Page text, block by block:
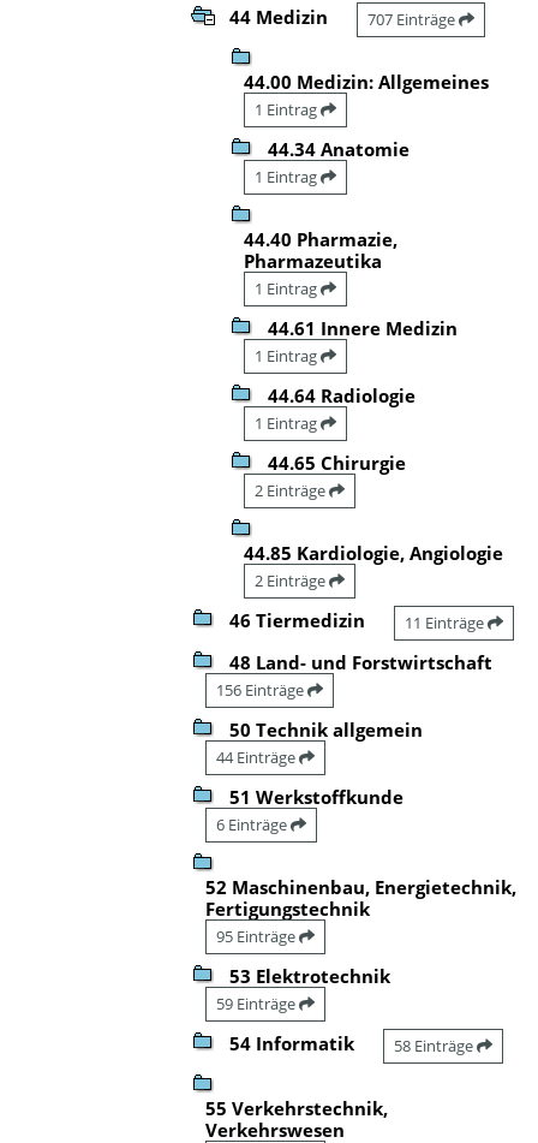
44 Medizin 707 Einträge
44.00 Medizin: Allgemeines
1 Eintrag
44.34 Anatomie
1 Eintrag
44.40 Pharmazie,
Pharmazeutika
1 Eintrag
44.61 Innere Medizin
1 Eintrag
44.64 Radiologie
1 Eintrag
44.65 Chirurgie
2 Einträge
44.85 Kardiologie, Angiologie
2 Einträge
46 Tiermedizin 11 Einträge
48 Land- und Forstwirtschaft
156 Einträge
50 Technik allgemein
44 Einträge
51 Werkstoffkunde
6 Einträge
52 Maschinenbau, Energietechnik,
Fertigungstechnik
95 Einträge
53 Elektrotechnik
59 Einträge
54 Informatik 58 Einträge
55 Verkehrstechnik,
Verkehrswesen